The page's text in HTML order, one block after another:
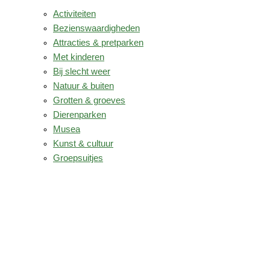
Activiteiten
Bezienswaardigheden
Attracties & pretparken
Met kinderen
Bij slecht weer
Natuur & buiten
Grotten & groeves
Dierenparken
Musea
Kunst & cultuur
Groepsuitjes